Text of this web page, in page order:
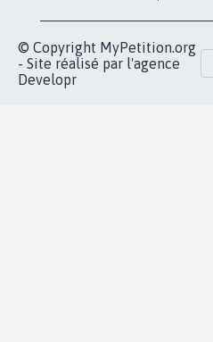
© Copyright MyPetition.org
- Site réalisé par l'agence
Developr